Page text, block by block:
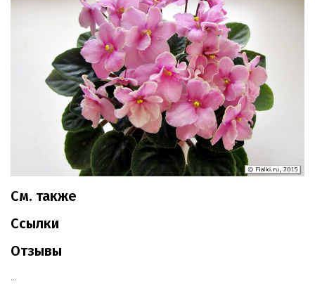
См. также
Ссылки
Отзывы